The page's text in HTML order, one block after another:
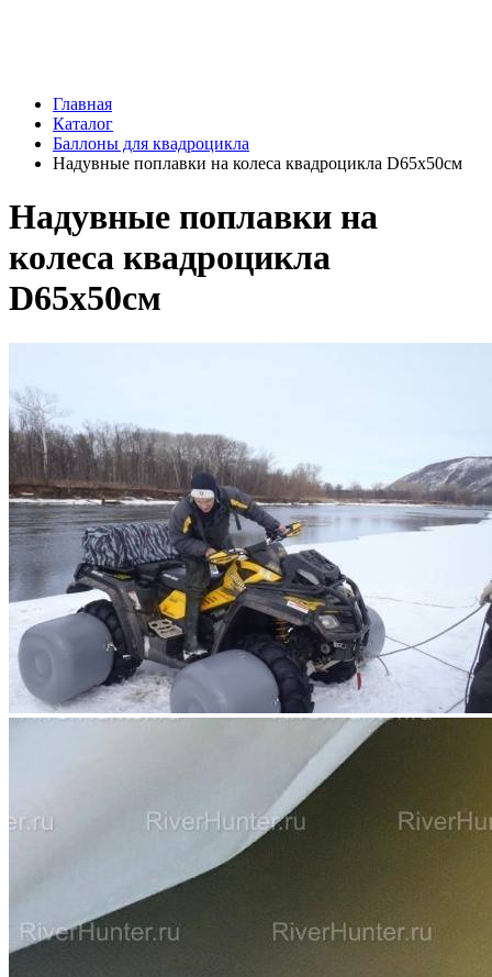
Главная
Каталог
Баллоны для квадроцикла
Надувные поплавки на колеса квадроцикла D65х50см
Надувные поплавки на
колеса квадроцикла
D65х50см